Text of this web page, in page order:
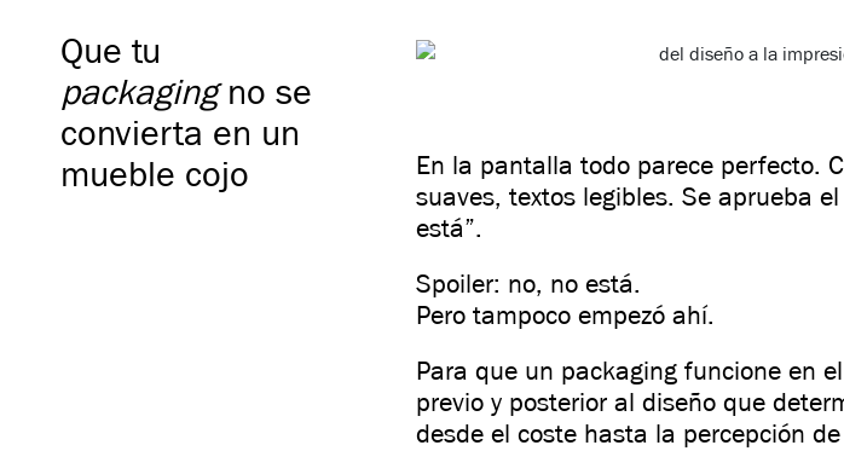
Que tu
packagingno se
convierta en un
mueble cojo
En la pantalla todo parece perfecto.
suaves, textos legibles. Se aprueba
está”.
Spoiler: no, no está.
Pero tampoco empezó ahí.
Para que un packaging funcione en
previo y posterior al diseño que
desde el coste hasta la percepción